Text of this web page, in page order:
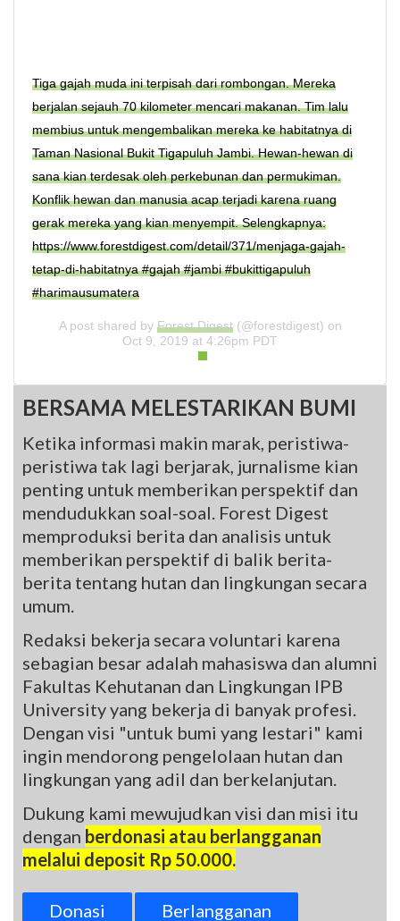
Tiga gajah muda ini terpisah dari rombongan. Mereka
berjalan sejauh 70 kilometer mencari makanan. Tim lalu
membius untuk mengembalikan mereka ke habitatnya di
Taman Nasional Bukit Tigapuluh Jambi. Hewan-hewan di
sana kian terdesak oleh perkebunan dan permukiman.
Konflik hewan dan manusia acap terjadi karena ruang
gerak mereka yang kian menyempit. Selengkapnya:
https://www.forestdigest.com/detail/371/menjaga-gajah-
tetap-di-habitatnya #gajah #jambi #bukittigapuluh
#harimausumatera
A post shared by Forest Digest(@forestdigest) on
Oct 9, 2019 at 4:26pm PDT
BERSAMA MELESTARIKAN BUMI
Ketika informasi makin marak, peristiwa-
peristiwa tak lagi berjarak, jurnalisme kian
penting untuk memberikan perspektif dan
mendudukkan soal-soal. Forest Digest
memproduksi berita dan analisis untuk
memberikan perspektif di balik berita-
berita tentang hutan dan lingkungan secara
umum.
Redaksi bekerja secara voluntari karena
sebagian besar adalah mahasiswa dan alumni
Fakultas Kehutanan dan Lingkungan IPB
University yang bekerja di banyak profesi.
Dengan visi "untuk bumi yang lestari" kami
ingin mendorong pengelolaan hutan dan
lingkungan yang adil dan berkelanjutan.
Dukung kami mewujudkan visi dan misi itu
dengan berdonasi atau berlangganan
melalui deposit Rp 50.000.
Donasi Berlangganan